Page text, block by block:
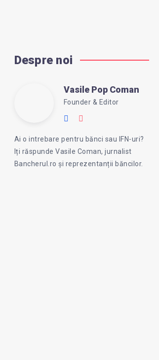
Despre noi
Vasile
Pop
Coman
Vasile Pop Coman
Founder & Editor
Follow
on
Ai o intrebare pentru bănci sau IFN-uri?
Iți răspunde Vasile Coman, jurnalist
Bancherul.ro și reprezentanții băncilor.